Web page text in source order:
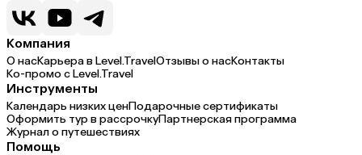
Компания
О насКарьера в Level.TravelОтзывы о насКонтакты
Ко-промо с Level.Travel
Инструменты
Календарь низких ценПодарочные сертификаты
Оформить тур в рассрочкуПартнерская программа
Журнал о путешествиях
Помощь